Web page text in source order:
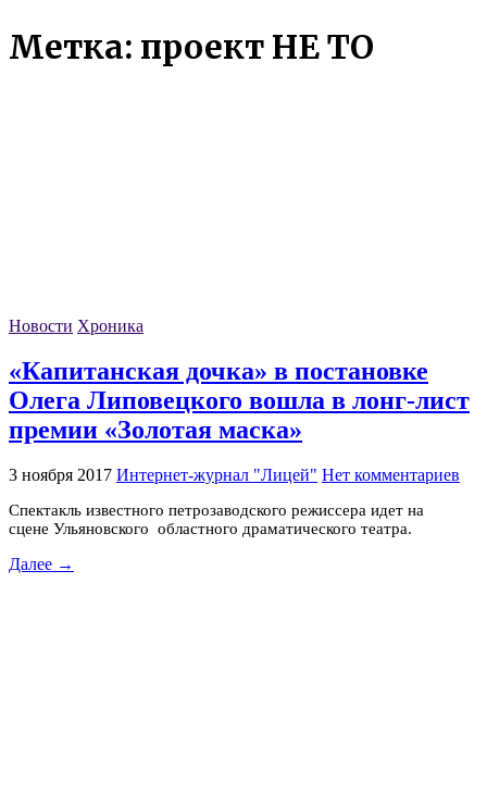
Метка: проект НЕ ТО
Новости Хроника
«Капитанская дочка» в постановке
Олега Липовецкого вошла в лонг-лист
премии «Золотая маска»
3 ноября 2017 Интернет-журнал "Лицей" Нет комментариев
Спектакль известного петрозаводского режиссера идет на
сцене Ульяновского областного драматического театра.
Далее →